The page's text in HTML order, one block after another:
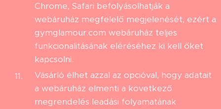
Chrome, Safari befolyásolhatják a
webáruház megfelelő megjelenését, ezért a
gymglamour.com webáruház teljes
funkcionalitásának eléréséhez ki kell őket
kapcsolni.
Vásárló élhet azzal az opcióval, hogy adatait
a webáruház elmenti a következő
megrendelés leadási folyamatának